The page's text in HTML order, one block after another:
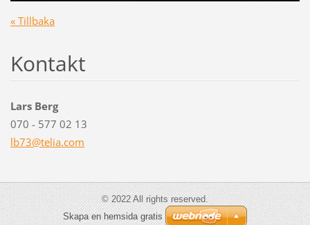
« Tillbaka
Kontakt
Lars Berg
070 - 577 02 13
lb73@telia.com
© 2022 All rights reserved.
Skapa en hemsida gratis